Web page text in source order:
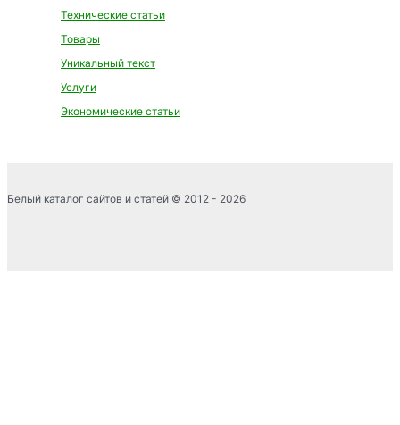
Технические статьи
Товары
Уникальный текст
Услуги
Экономические статьи
Белый каталог сайтов и статей © 2012 - 2026